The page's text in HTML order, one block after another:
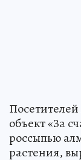
объект «За
россыпью
растения,